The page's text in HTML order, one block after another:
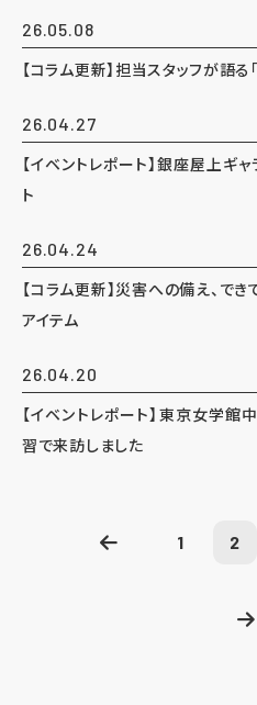
26.05.08
【コラム更新】担当スタッフが語
26.04.27
【イベントレポート】銀座屋上ギ
ト
26.04.24
【コラム更新】災害への備え、で
アイテム
26.04.20
【イベントレポート】東京女学
習で来訪しました
1 2